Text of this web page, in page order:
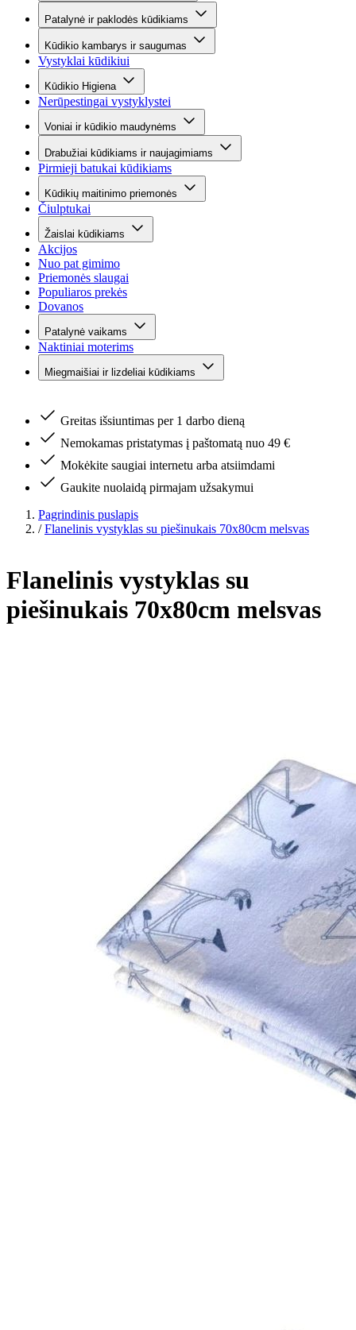
Patalynė ir paklodės kūdikiams
Kūdikio kambarys ir saugumas
Vystyklai kūdikiui
Kūdikio Higiena
Nerūpestingai vystyklystei
Voniai ir kūdikio maudynėms
Drabužiai kūdikiams ir naujagimiams
Pirmieji batukai kūdikiams
Kūdikių maitinimo priemonės
Čiulptukai
Žaislai kūdikiams
Akcijos
Nuo pat gimimo
Priemonės slaugai
Populiaros prekės
Dovanos
Patalynė vaikams
Naktiniai moterims
Miegmaišiai ir lizdeliai kūdikiams
Greitas išsiuntimas per 1 darbo dieną
Nemokamas pristatymas į paštomatą nuo 49 €
Mokėkite saugiai internetu arba atsiimdami
Gaukite nuolaidą pirmajam užsakymui
Pagrindinis puslapis
/ Flanelinis vystyklas su piešinukais 70x80cm melsvas
Flanelinis vystyklas su
piešinukais 70x80cm melsvas